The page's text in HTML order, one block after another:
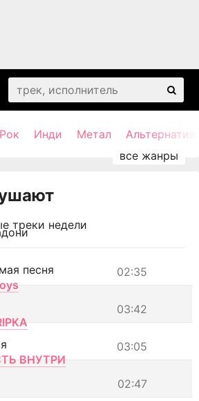
Рок Инди Метал
треки недели
02:35
песня
03:42
03:05
ВНУТРИ
02:47